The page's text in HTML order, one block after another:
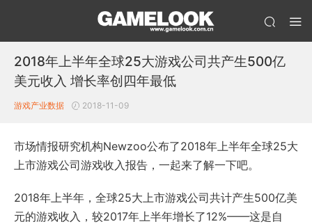
2018年上半年全球25大游戏公司共产生500亿
美元收入 增长率创四年最低
游戏产业数据 2018-11-09
市场情报研究机构Newzoo公布了2018年上半年全球25大
上市游戏公司游戏收入报告，一起来了解一下吧。
2018年上半年，全球25大上市游戏公司共计产生500亿美
元的游戏收入，较2017年上半年增长了12%——这是自